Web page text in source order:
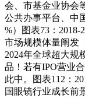
会、市基金业协会
公共办事平台、中
%）图表73：
市场规模体量阐发
2024年全球超大规
品！若有IPO营业
此中。图表112：
国眼镜行业成长前